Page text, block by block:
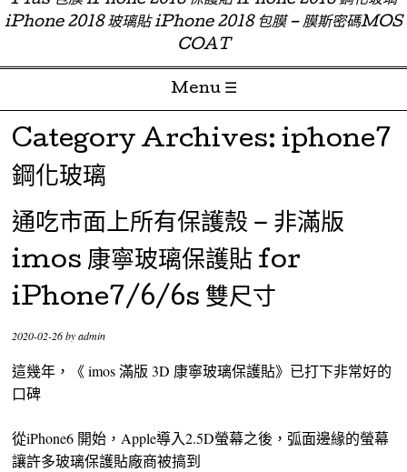
iPhone 2018 玻璃貼 iPhone 2018 包膜 – 膜斯密碼MOS
COAT
Menu ☰
Skip to content
Category Archives:iphone7
鋼化玻璃
通吃市面上所有保護殼 – 非滿版
imos 康寧玻璃保護貼 for
iPhone7/6/6s 雙尺寸
2020-02-26byadmin
這幾年，《 imos 滿版 3D 康寧玻璃保護貼》已打下非常好的
口碑
從iPhone6 開始，Apple導入2.5D螢幕之後，弧面邊緣的螢幕
讓許多玻璃保護貼廠商被搞到